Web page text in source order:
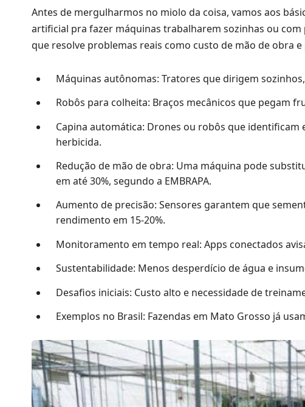
Antes de mergulharmos no miolo da coisa, vamos aos
artificial pra fazer máquinas trabalharem sozinhas ou
que resolve problemas reais como custo de mão de obra
Máquinas autônomas: Tratores que dirigem
Robôs para colheita: Braços mecânicos que pegam
Capina automática: Drones ou robôs que
herbicida.
Redução de mão de obra: Uma máquina pode
em até 30%, segundo a EMBRAPA.
Aumento de precisão: Sensores garantem que
rendimento em 15-20%.
Monitoramento em tempo real: Apps conectados
Sustentabilidade: Menos desperdício de água e
Desafios iniciais: Custo alto e necessidade de
Exemplos no Brasil: Fazendas em Mato Grosso já